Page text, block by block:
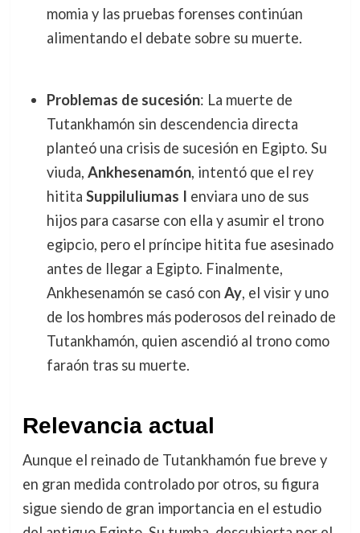
momia y las pruebas forenses continúan
alimentando el debate sobre su muerte.
Problemas de sucesión: La muerte de
Tutankhamón sin descendencia directa
planteó una crisis de sucesión en Egipto. Su
viuda, Ankhesenamón, intentó que el rey
hitita Suppiluliumas I enviara uno de sus
hijos para casarse con ella y asumir el trono
egipcio, pero el príncipe hitita fue asesinado
antes de llegar a Egipto. Finalmente,
Ankhesenamón se casó con Ay, el visir y uno
de los hombres más poderosos del reinado de
Tutankhamón, quien ascendió al trono como
faraón tras su muerte.
Relevancia actual
Aunque el reinado de Tutankhamón fue breve y
en gran medida controlado por otros, su figura
sigue siendo de gran importancia en el estudio